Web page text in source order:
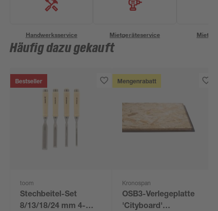
Handwerksservice Mietgeräteservice
Häufig dazu gekauft
Bestseller
toom
Stechbeitel-Set
8/13/18/24 mm 4-
Mengenrabatt
Kronospan
OSB3-Verlegeplatte
'Cityboard'